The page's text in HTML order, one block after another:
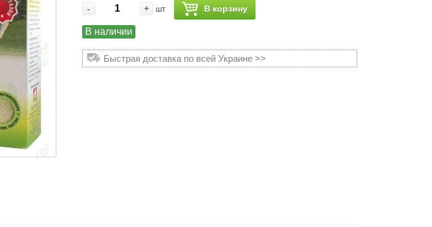
- + шт В корзину
В наличии
Быстрая доставка по всей Украине >>